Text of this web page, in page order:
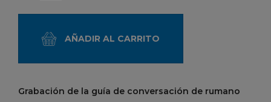
AÑADIR AL CARRITO
Grabación de la guía de conversación de rumano